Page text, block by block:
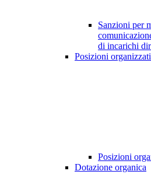
Sanzioni per
di incarichi
Posizioni
Posizioni
Dotazione organica